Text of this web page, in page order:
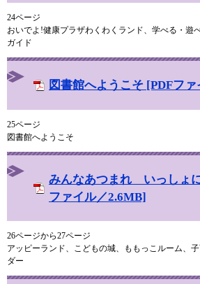
24ページ
おいでよ!健康プラザわくわくランド、学べる・遊
ガイド
図書館へようこそ [PDFフ
25ページ
図書館へようこそ
みんなあつまれ いっしょ
ファイル／2.6MB]
26ページから27ページ
アッピーランド、こどもの城、ももっこルーム、
ダー